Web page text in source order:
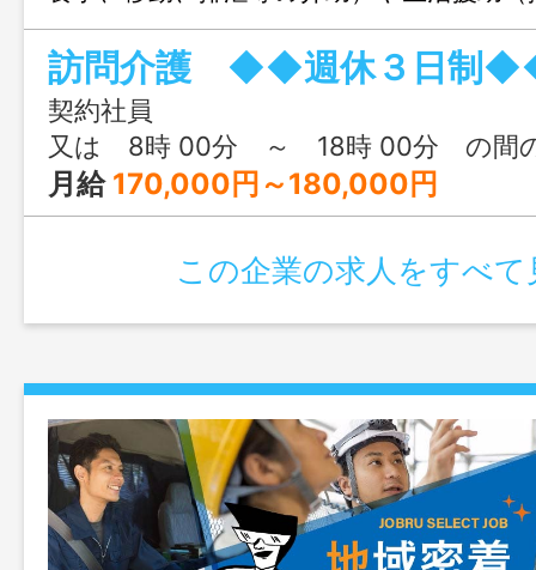
濯、食事、買い物）などを行うお仕
先は、矢板市・さくら市・塩谷町・大田
町・ 那須塩原市となります。 ※訪
（軽自動車）を使
用 「
範囲：変更無し」
訪問介護 ◆◆週休３日制
契約社員
又は 8時 00分 ～ 18時 00分 の間
月給 170,000円～180,000円
この企業の求人をすべて